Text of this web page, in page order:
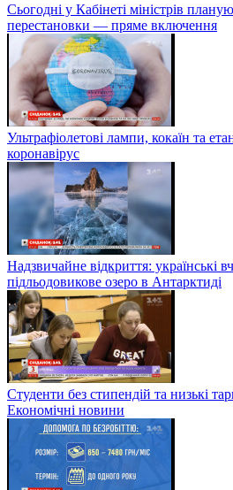
Сьогодні у Кабінеті міністрів
перестановки — пряме включення
Ультрафіолетові лампи, кокаїн та
коронавірус
Надзвичайне відкриття: українські
підльодовикове озеро в Антарктиді
Студенти без стипендій та низькі
Економічні новини